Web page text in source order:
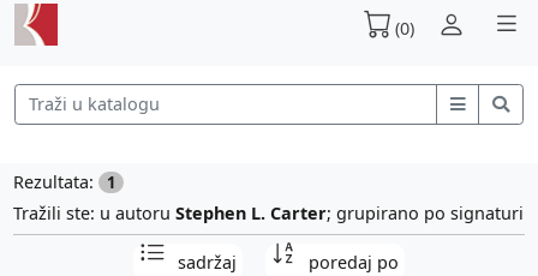
(0)
Rezultata: 1
Tražili ste: u autoru Stephen L. Carter; grupirano po signaturi
sadržaj poredaj po